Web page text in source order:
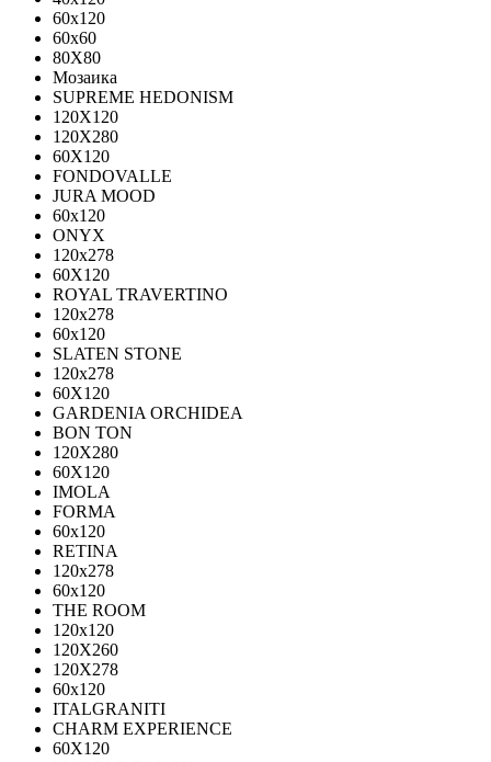
60x120
60x60
80X80
Мозаика
SUPREME HEDONISM
120X120
120X280
60X120
FONDOVALLE
JURA MOOD
60х120
ONYX
120х278
60X120
ROYAL TRAVERTINO
120х278
60х120
SLATEN STONE
120х278
60X120
GARDENIA ORCHIDEA
BON TON
120X280
60X120
IMOLA
FORMA
60x120
RETINA
120x278
60x120
THE ROOM
120x120
120X260
120X278
60x120
ITALGRANITI
CHARM EXPERIENCE
60X120